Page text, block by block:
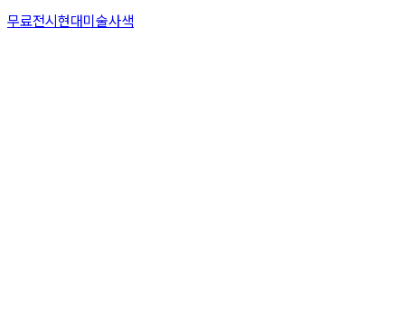
무료전시 현대미술사색